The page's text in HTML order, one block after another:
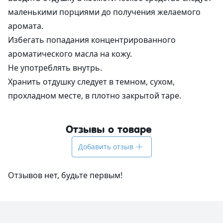
маленькими порциями до получения желаемого
аромата.
Избегать попадания концентрированного
ароматического масла на кожу.
Не употреблять внутрь.
Хранить отдушку следует в темном, сухом,
прохладном месте, в плотно закрытой таре.
Отзывы о товаре
Добавить отзыв
Отзывов нет, будьте первым!